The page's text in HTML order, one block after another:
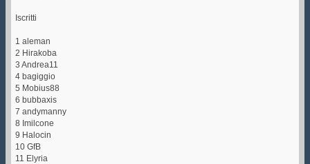
Iscritti
1 aleman
2 Hirakoba
3 Andrea11
4 bagiggio
5 Mobius88
6 bubbaxis
7 andymanny
8 Imilcone
9 Halocin
10 GfB
11 Elyria